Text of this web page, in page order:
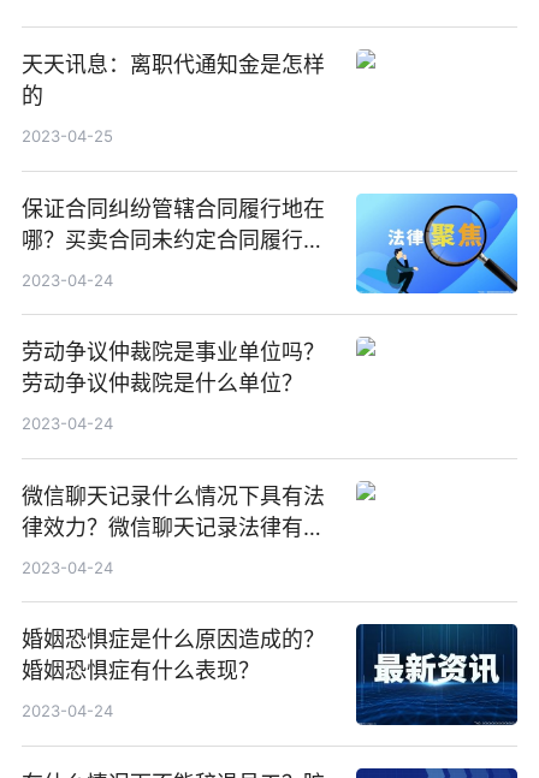
天天讯息：离职代通知金是怎样
的
2023-04-25
保证合同纠纷管辖合同履行地在
哪？买卖合同未约定合同履行地
在哪里交付？
2023-04-24
劳动争议仲裁院是事业单位吗？
劳动争议仲裁院是什么单位？
2023-04-24
微信聊天记录什么情况下具有法
律效力？微信聊天记录法律有效
期多久？
2023-04-24
婚姻恐惧症是什么原因造成的？
婚姻恐惧症有什么表现？
2023-04-24